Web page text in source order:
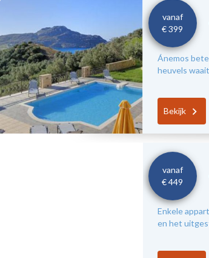
vanaf
€ 399
Ánemos
heuvels
Bekijk
vanaf
€ 449
Enkele
en het